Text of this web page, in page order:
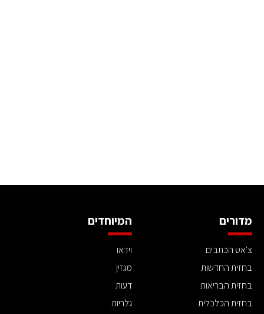
מדורים
צ'אט הכתבים
בחזית החדשות
בחזית הבריאות
בחזית הכלכלית
המיוחדים
וידאו
מגזין
דעות
גלריות